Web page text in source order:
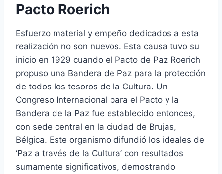
Pacto Roerich
Esfuerzo material y empeño dedicados a esta
realización no son nuevos. Esta causa tuvo su
inicio en 1929 cuando el Pacto de Paz Roerich
propuso una Bandera de Paz para la protección
de todos los tesoros de la Cultura. Un
Congreso Internacional para el Pacto y la
Bandera de la Paz fue establecido entonces,
con sede central en la ciudad de Brujas,
Bélgica. Este organismo difundió los ideales de
‘Paz a través de la Cultura’ con resultados
sumamente significativos, demostrando